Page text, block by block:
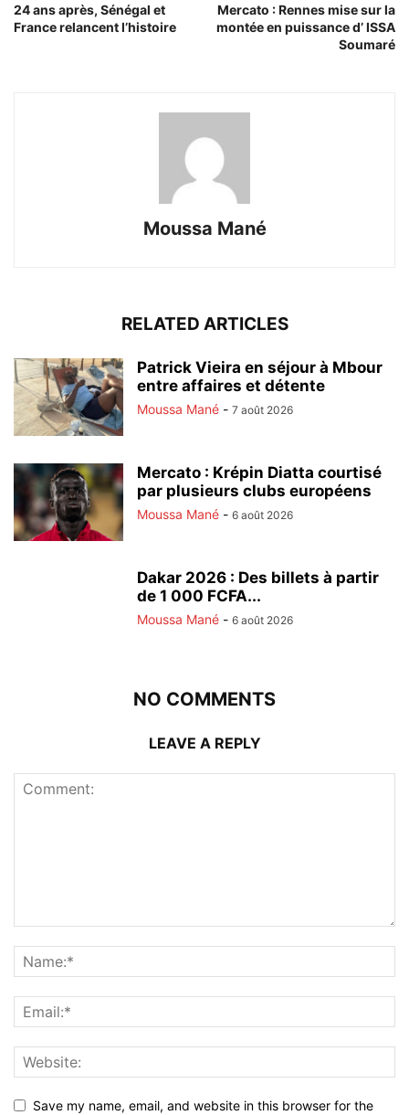
24 ans après, Sénégal et
France relancent l’histoire
Mercato : Rennes mise sur la
montée en puissance d’ ISSA
Soumaré
Moussa Mané
RELATED ARTICLES
Patrick Vieira en séjour à Mbour
entre affaires et détente
Moussa Mané - 7 août 2026
Mercato : Krépin Diatta courtisé
par plusieurs clubs européens
Moussa Mané - 6 août 2026
Dakar 2026 : Des billets à partir
de 1 000 FCFA...
Moussa Mané - 6 août 2026
NO COMMENTS
LEAVE A REPLY
Save my name, email, and website in this browser for the